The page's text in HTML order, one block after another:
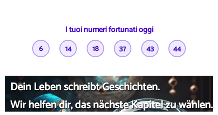
I tuoi numeri fortunati oggi
6 14 18 37 43 44
Dein Leben schreibt Geschichten.
Wir helfen dir, das nächste Kapitel zu wählen.